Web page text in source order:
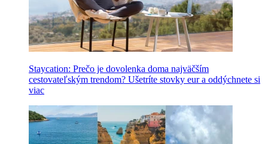
Staycation: Prečo je dovolenka doma najväčším
cestovateľským trendom? Ušetríte stovky eur a oddýchnete si
viac